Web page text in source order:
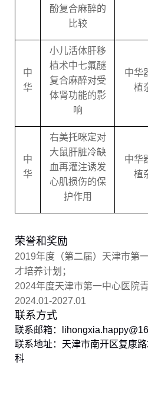
酚复合麻醉的
比较
中
华
小儿活体肝移
植术中七氟醚
复合麻醉对受
体肾功能的影
响
中华
植
中
华
右美托咪定对
大鼠肝脏冷缺
血再灌注诱发
心肌损伤的保
护作用
中华
植
荣誉和奖励
2019年度（第二届）天津市第
才培养计划 ；
2024年度天津市第一中心医院
2024.01-2027.01
联系方式
联系邮箱：
联系地址： 天津市南开区复康路
科